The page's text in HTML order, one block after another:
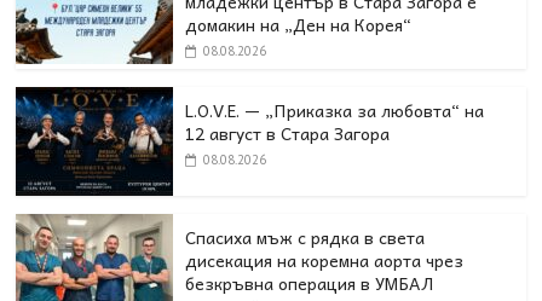
домакин на „Ден на Корея“
08.08.2026
L.O.V.E. — „Приказка за любовта“ на
12 август в Стара Загора
08.08.2026
Спасиха мъж с рядка в света
дисекация на коремна аорта чрез
безкръвна операция в УМБАЛ